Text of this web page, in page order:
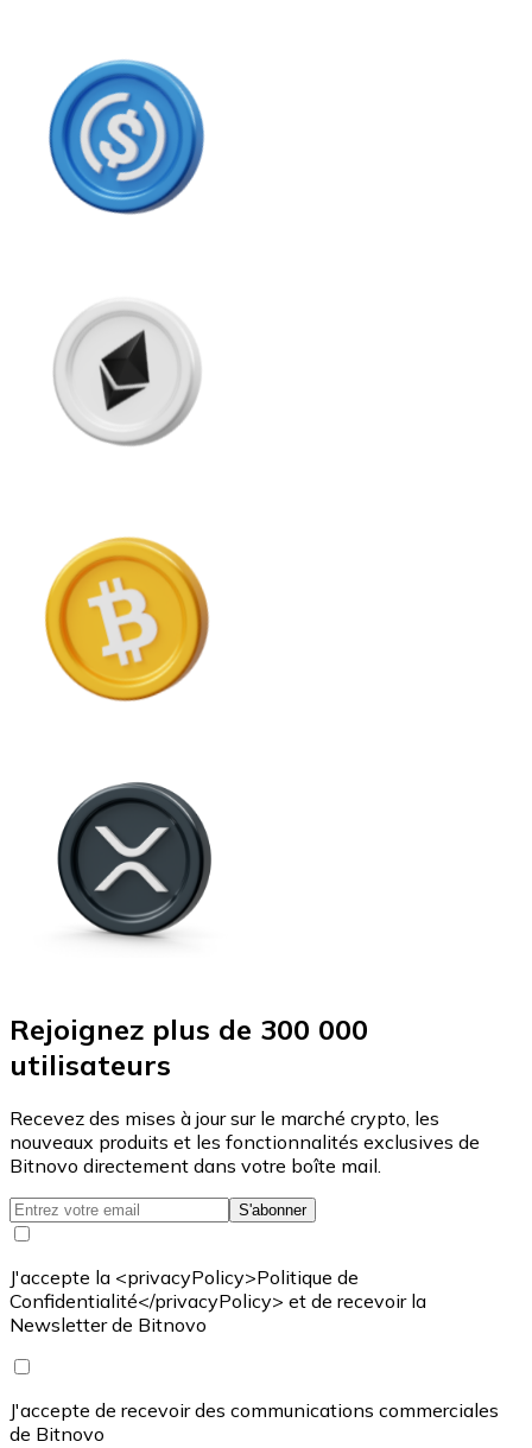
Rejoignez plus de 300 000
utilisateurs
Recevez des mises à jour sur le marché crypto, les
nouveaux produits et les fonctionnalités exclusives de
Bitnovo directement dans votre boîte mail.
S'abonner
J'accepte la <privacyPolicy>Politique de
Confidentialité</privacyPolicy> et de recevoir la
Newsletter de Bitnovo
J'accepte de recevoir des communications commerciales
de Bitnovo